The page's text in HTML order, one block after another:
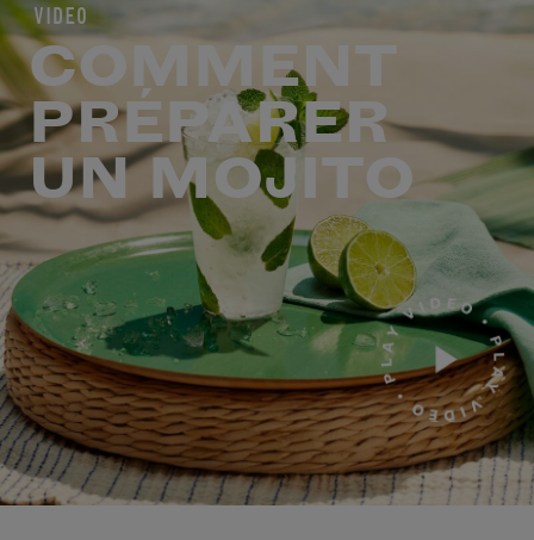
VIDEO
COMMENT
PRÉPARER
UN MOJITO